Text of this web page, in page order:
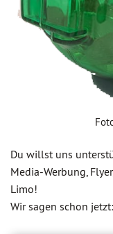
Du willst uns
Media-Werbung,
Limo!
Wir sagen schon